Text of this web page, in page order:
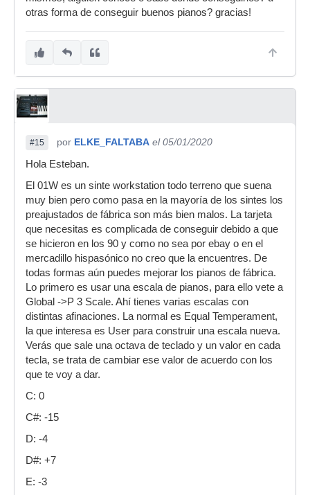
otras forma de conseguir buenos pianos? gracias!
#15 por ELKE_FALTABA el 05/01/2020
Hola Esteban.
El 01W es un sinte workstation todo terreno que suena
muy bien pero como pasa en la mayoría de los sintes los
preajustados de fábrica son más bien malos. La tarjeta
que necesitas es complicada de conseguir debido a que
se hicieron en los 90 y como no sea por ebay o en el
mercadillo hispasónico no creo que la encuentres. De
todas formas aún puedes mejorar los pianos de fábrica.
Lo primero es usar una escala de pianos, para ello vete a
Global ->P 3 Scale. Ahí tienes varias escalas con
distintas afinaciones. La normal es Equal Temperament,
la que interesa es User para construir una escala nueva.
Verás que sale una octava de teclado y un valor en cada
tecla, se trata de cambiar ese valor de acuerdo con los
que te voy a dar.
C: 0
C#: -15
D: -4
D#: +7
E: -3